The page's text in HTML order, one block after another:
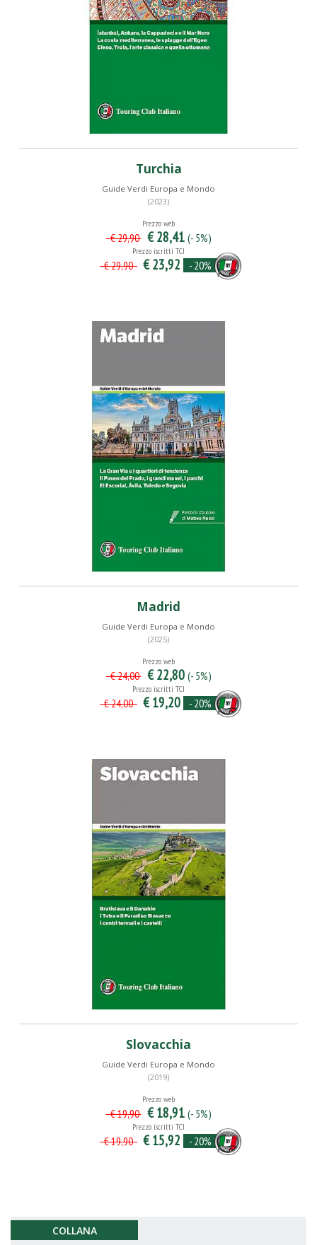
Turchia
Guide Verdi Europa e Mondo
(2023)
Prezzo web
€ 29,90 € 28,41 (- 5%)
Prezzo iscritti TCI
€ 29,90 € 23,92 - 20%
Madrid
Guide Verdi Europa e Mondo
(2025)
Prezzo web
€ 24,00 € 22,80 (- 5%)
Prezzo iscritti TCI
€ 24,00 € 19,20 - 20%
Slovacchia
Guide Verdi Europa e Mondo
(2019)
Prezzo web
€ 19,90 € 18,91 (- 5%)
Prezzo iscritti TCI
€ 19,90 € 15,92 - 20%
COLLANA